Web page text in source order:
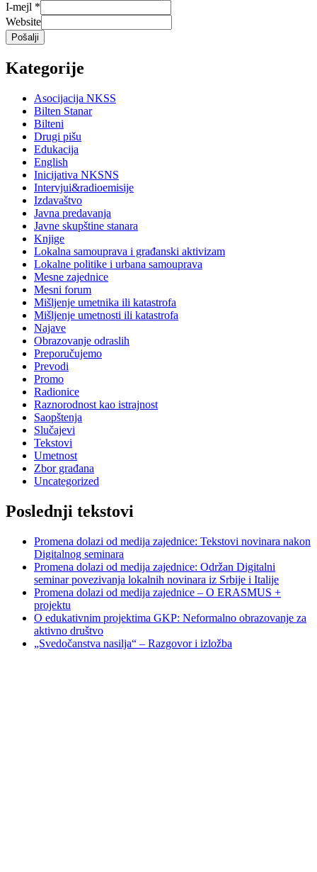
I-mejl *
Website
Pošalji
Kategorije
Asocijacija NKSS
Bilten Stanar
Bilteni
Drugi pišu
Edukacija
English
Inicijativa NKSNS
Intervjui&radioemisije
Izdavaštvo
Javna predavanja
Javne skupštine stanara
Knjige
Lokalna samouprava i građanski aktivizam
Lokalne politike i urbana samouprava
Mesne zajednice
Mesni forum
Mišljenje umetnika ili katastrofa
Mišljenje umetnosti ili katastrofa
Najave
Obrazovanje odraslih
Preporučujemo
Prevodi
Promo
Radionice
Raznorodnost kao istrajnost
Saopštenja
Slučajevi
Tekstovi
Umetnost
Zbor građana
Uncategorized
Poslednji tekstovi
Promena dolazi od medija zajednice: Tekstovi novinara nakon
Digitalnog seminara
Promena dolazi od medija zajednice: Održan Digitalni
seminar povezivanja lokalnih novinara iz Srbije i Italije
Promena dolazi od medija zajednice – O ERASMUS +
projektu
O edukativnim projektima GKP: Neformalno obrazovanje za
aktivno društvo
„Svedočanstva nasilja“ – Razgovor i izložba